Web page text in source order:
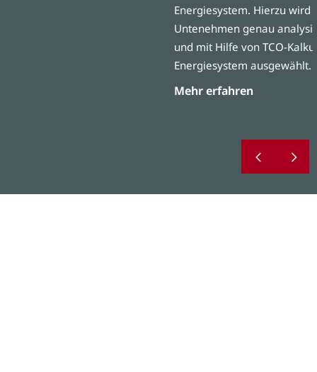
Energiesystem. Hierzu wird
Untenehmen genau
und mit Hilfe von TCO-
Energiesystem ausgewählt.
Mehr erfahren